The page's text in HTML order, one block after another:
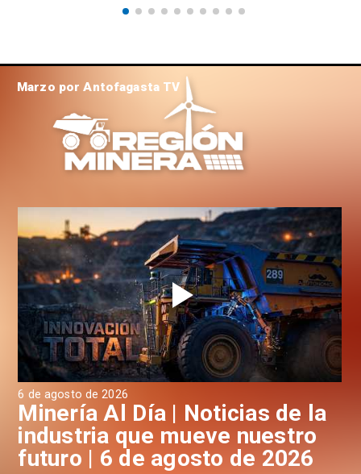
| Noticias de la
mueve nuestro
de 2026
Minería Al Día |
industria que
futuro | 5 de
Marzo por Antofagasta TV